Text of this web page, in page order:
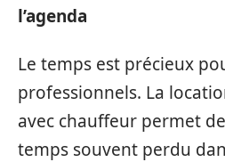
l’agenda
Le temps est précieux
professionnels. La
avec chauffeur permet
temps souvent perdu